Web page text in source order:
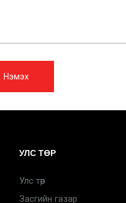
Нэмэх
УЛС ТӨР
Улс төр
Засгийн газар